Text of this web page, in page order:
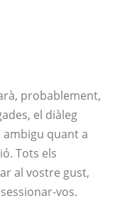
probablement,
el diàleg
quant a
Tots els
al vostre gust,
vos.